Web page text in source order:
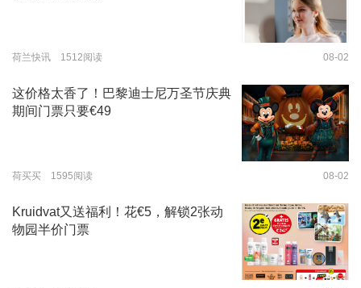
荷兰快讯 1512阅读 08-02
这价格太香了！巴黎迪士尼万圣节庆典
期间门票只要€49
荷买买 1595阅读 08-02
Kruidvat又送福利！花€5，解锁2张动
物园半价门票